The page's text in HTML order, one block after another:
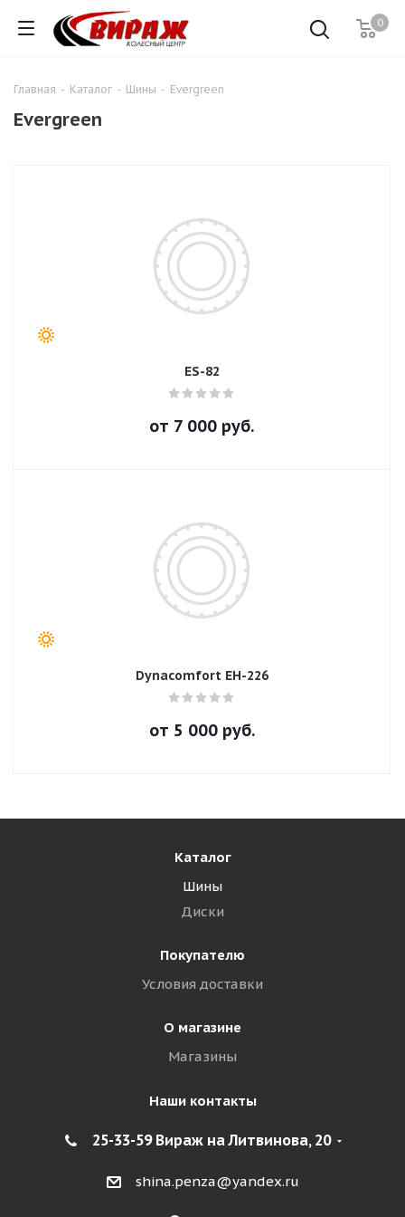
0
Главная - Каталог - Шины - Evergreen
Evergreen
ES-82
от 7 000 руб.
Dynacomfort EH-226
от 5 000руб.
Каталог
Шины
Диски
Покупателю
Условия доставки
О магазине
Магазины
Наши контакты
25-33-59 Вираж на Литвинова, 20
shina.penza@yandex.ru